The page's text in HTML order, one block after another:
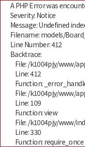
A PHP Error was
Severity: Notice
Message: Undefined
Filename: models/
Line Number: 412
Backtrace:
File: /k1004pjy/www/
Line: 412
Function:
File: /k1004pjy/www/
Line: 109
Function: view
File: /k1004pjy/www/
Line: 330
Function: require_once